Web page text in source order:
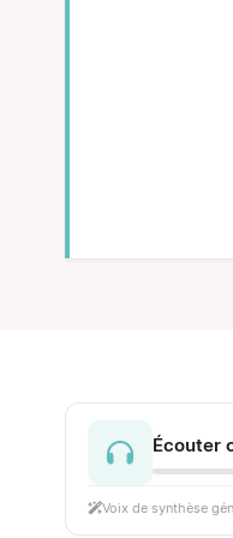
Écouter
Voix de synthèse